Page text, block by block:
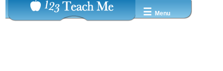
☰ Menu